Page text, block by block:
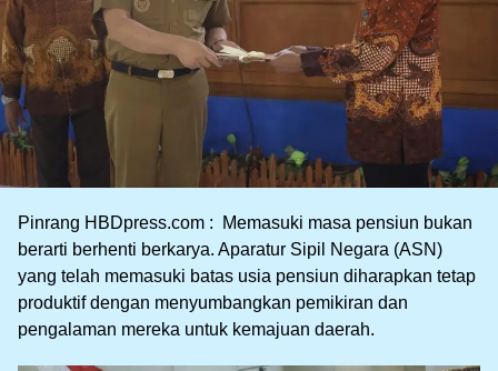
Pinrang HBDpress.com : Memasuki masa pensiun bukan
berarti berhenti berkarya. Aparatur Sipil Negara (ASN)
yang telah memasuki batas usia pensiun diharapkan tetap
produktif dengan menyumbangkan pemikiran dan
pengalaman mereka untuk kemajuan daerah.